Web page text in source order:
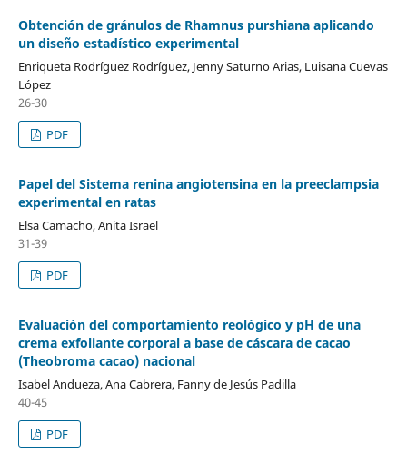
Obtención de gránulos de Rhamnus purshiana aplicando
un diseño estadístico experimental
Enriqueta Rodríguez Rodríguez, Jenny Saturno Arias, Luisana Cuevas
López
26-30
PDF
Papel del Sistema renina angiotensina en la preeclampsia
experimental en ratas
Elsa Camacho, Anita Israel
31-39
PDF
Evaluación del comportamiento reológico y pH de una
crema exfoliante corporal a base de cáscara de cacao
(Theobroma cacao) nacional
Isabel Andueza, Ana Cabrera, Fanny de Jesús Padilla
40-45
PDF